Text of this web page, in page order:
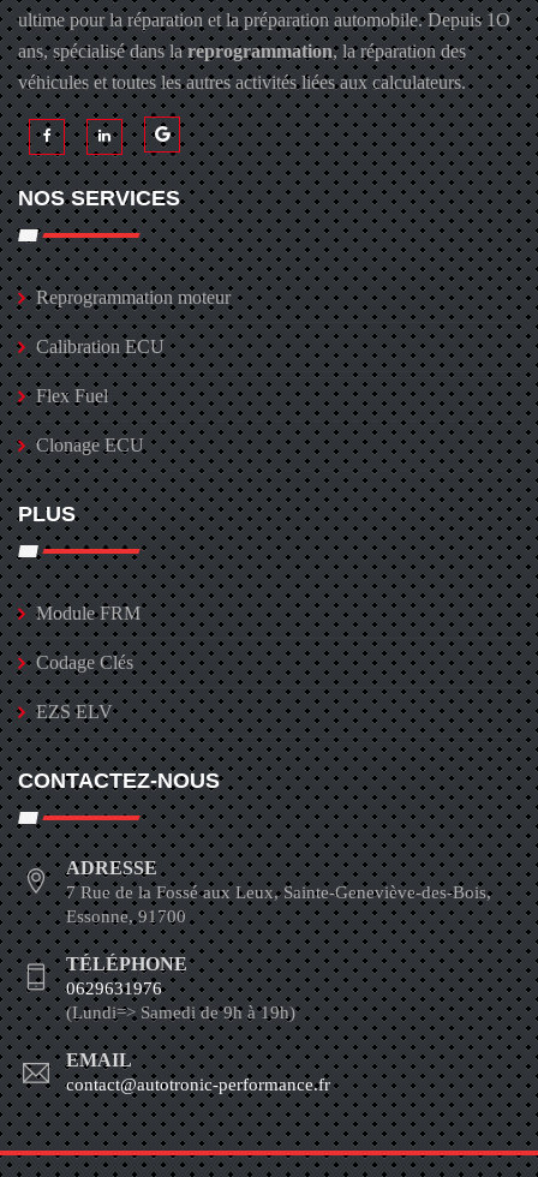
ultime pour la réparation et la préparation automobile. Depuis 1O
ans, spécialisé dans lareprogrammation, la réparation des
véhicules et toutes les autres activités liées aux calculateurs.
NOS SERVICES
Reprogrammation moteur
Calibration ECU
Flex Fuel
Clonage ECU
PLUS
Module FRM
Codage Clés
EZS ELV
CONTACTEZ-NOUS
ADRESSE
7 Rue de la Fossé aux Leux, Sainte-Geneviève-des-Bois,
Essonne, 91700
TÉLÉPHONE
0629631976
(Lundi=> Samedi de 9h à 19h)
EMAIL
contact@autotronic-performance.fr